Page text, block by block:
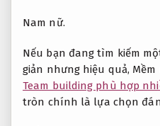
Nam nữ.
Nếu bạn đang tìm kiếm
giản nhưng hiệu quả, Mềm
Team building phù hợp
tròn chính là lựa chọn